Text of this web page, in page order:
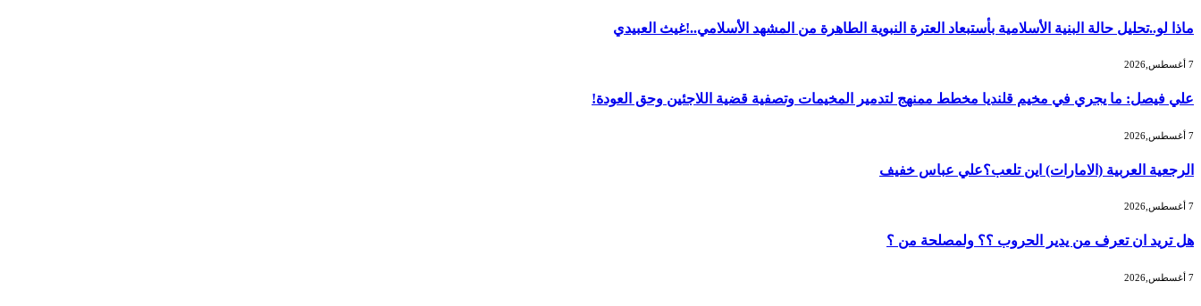
ماذا لو..تحليل حالة البنية الأسلامية بأستبعاد العترة النبوية الطاهرة من المشهد الأسلامي..!غيث العبيدي
7 أغسطس,2026
علي فيصل: ما يجري في مخيم قلنديا مخطط ممنهج لتدمير المخيمات وتصفية قضية اللاجئين وحق العودة!
7 أغسطس,2026
الرجعية العربية (الامارات) اين تلعب؟علي عباس خفيف
7 أغسطس,2026
هل تريد ان تعرف من يدير الحروب ؟؟ ولمصلحة من ؟
7 أغسطس,2026